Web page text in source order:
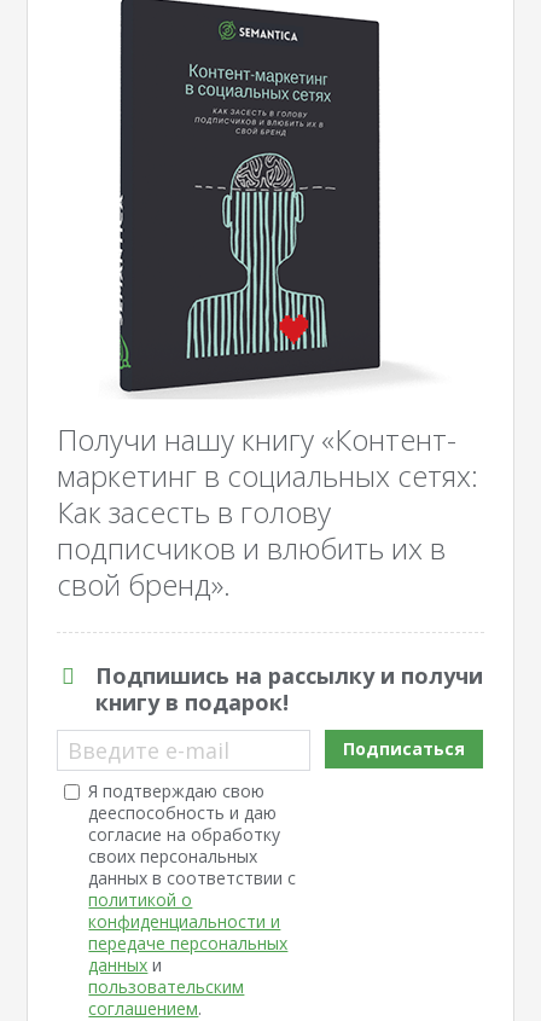
Получи нашу книгу «Контент-
маркетинг в социальных сетях:
Как засесть в голову
подписчиков и влюбить их в
свой бренд».
Подпишись на рассылку и получи
книгу в подарок!
Введите e-mail
Я подтверждаю свою
дееспособность и даю
согласие на обработку
своих персональных
данных в соответствии с
политикой о
конфиденциальности и
передаче персональных
данных и
пользовательским
соглашением.
Подписаться